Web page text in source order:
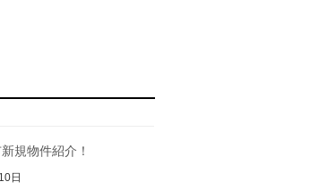
規物件紹介！
日